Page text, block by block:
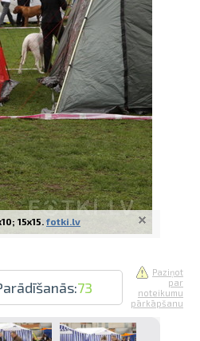
tiešsaistē
jūsu foto
klātienē
15x15. fotki.lv
73
Paziņot
par
noteikumu
pārkāpšanu